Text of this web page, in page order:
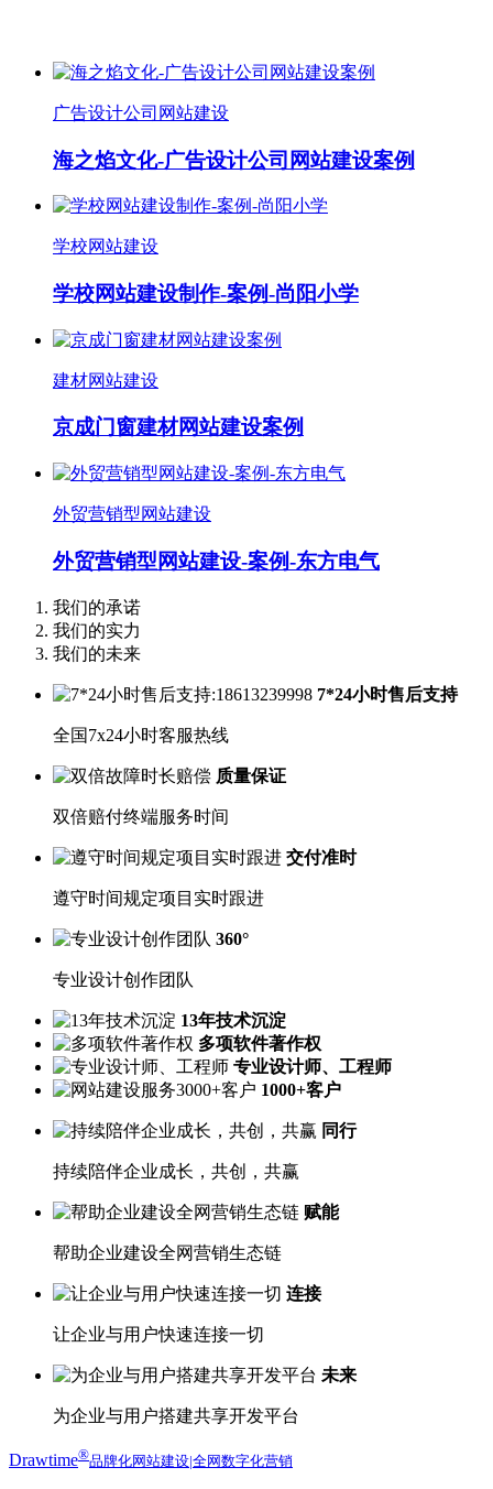
广告设计公司网站建设
海之焰文化-广告设计公司网站建设案例
学校网站建设
学校网站建设制作-案例-尚阳小学
建材网站建设
京成门窗建材网站建设案例
外贸营销型网站建设
外贸营销型网站建设-案例-东方电气
我们的承诺
我们的实力
我们的未来
7*24小时售后支持
全国7x24小时客服热线
质量保证
双倍赔付终端服务时间
交付准时
遵守时间规定项目实时跟进
360°
专业设计创作团队
13年技术沉淀
多项软件著作权
专业设计师、工程师
1000+客户
同行
持续陪伴企业成长，共创，共赢
赋能
帮助企业建设全网营销生态链
连接
让企业与用户快速连接一切
未来
为企业与用户搭建共享开发平台
Drawtime®品牌化网站建设|全网数字化营销